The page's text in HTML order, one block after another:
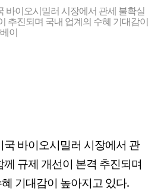
바이오시밀러 시장에서 관세 불확실
추진되며 국내 업계의 수혜 기대감이
이
바이오시밀러 시장에서 관
규제 개선이 본격 추진되며
기대감이 높아지고 있다.